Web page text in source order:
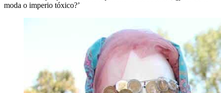
moda o imperio tóxico?’